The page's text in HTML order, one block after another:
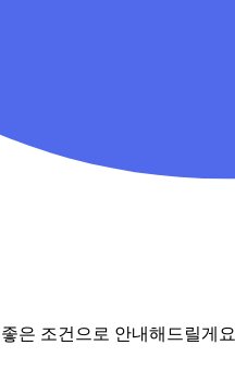
은 조건으로 안내해드릴게요